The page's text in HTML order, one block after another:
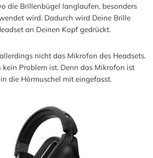
die Brillenbügel langlaufen, besonders
wird. Dadurch wird Deine Brille
an Deinen Kopf gedrückt.
nicht das Mikrofon des Headsets.
Problem ist. Denn das Mikrofon ist
die Hörmuschel mit eingefasst.